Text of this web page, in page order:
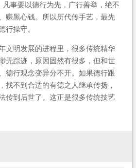
凡事要以德行为先，广行善举，绝不
赚黑心钱。所以历代传手艺，最先
行操守。
文明发展的进程里，很多传统精华
无踪迹，原因固然有很多，但和世
德行观念变异分不开。如果德行跟
找不到合适的有德之人继承传扬，
传到后世了。这正是很多传统技艺